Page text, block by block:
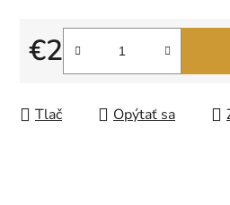
€2
Jednotková cena:
Tlač Opýtať sa